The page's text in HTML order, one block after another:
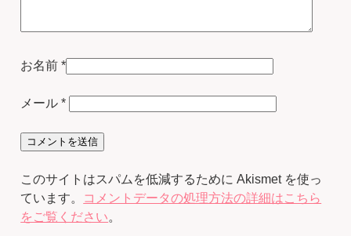
お名前 *
メール*
このサイトはスパムを低減するために Akismet を使っ
ています。
コメントデータの処理方法の詳細はこちら
をご覧ください。